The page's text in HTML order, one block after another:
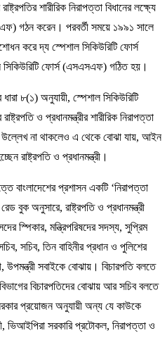
শারীরিক নিরাপত্তা বিধানের লক্ষ্যে
গঠন করেন। পরবর্তী সময়ে ১৯৯১ সালে
করে দ্য স্পেশাল সিকিউরিটি ফোর্স
সিকিউরিটি ফোর্স (এসএসএফ) গঠিত হয়।
ধারা ৮(১) অনুযায়ী, স্পেশাল সিকিউরিটি
ও প্রধানমন্ত্রীর শারীরিক নিরাপত্তা
উল্লেখ না থাকলেও এ থেকে বোঝা যায়, আইন
রাষ্ট্রপতি ও প্রধানমন্ত্রী।
বাংলাদেশের প্রশাসন একটি ‘নিরাপত্তা
বুক অনুসারে, রাষ্ট্রপতি ও প্রধানমন্ত্রী
স্পিকার, মন্ত্রিপরিষদের সদস্য, সুপ্রিম
সচিব, তিন বাহিনীর প্রধান ও পুলিশের
উপমন্ত্রী সবাইকে বোঝায়। বিচারপতি বলতে
বিচারপতিদের বোঝায় আর সচিব বলতে
প্রয়োজন অনুযায়ী অন্য যে কাউকে
ভিআইপিরা সরকারি প্রটোকল, নিরাপত্তা ও